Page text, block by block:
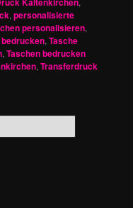
,personalisierte
personalisieren,
,Tasche
,Taschen bedrucken
,Transferdruck